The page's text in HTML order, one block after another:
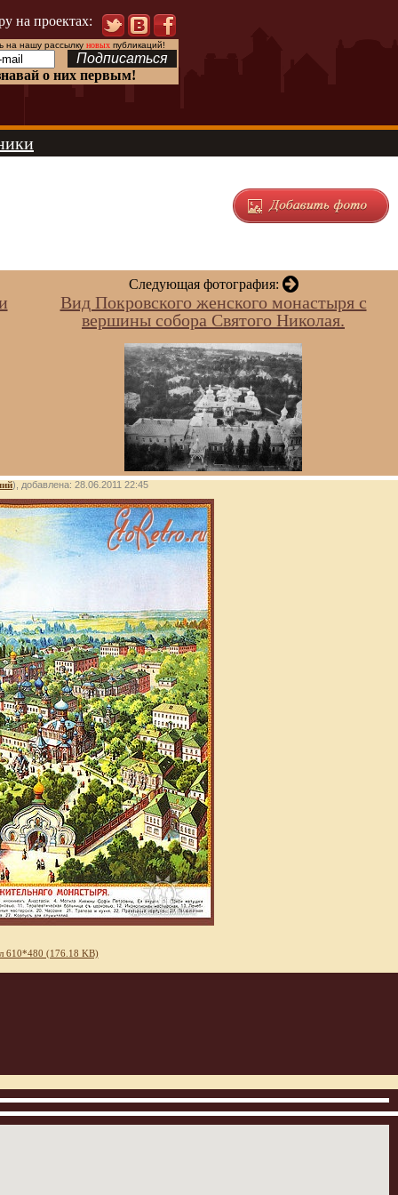
на проектах:
на нашу рассылку новыхпубликаций!
о них первым!
Следующая фотография:
Вид Покровского женского монастыря с
вершины собора Святого Николая.
), добавлена: 28.06.2011 22:45
610*480 (176.18 KB)